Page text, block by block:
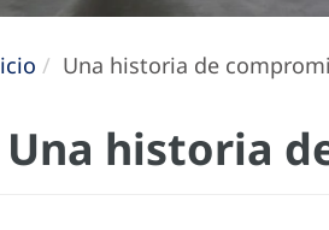
Una historia de
Una historia